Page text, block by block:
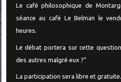
Le café philosophique de
séance au café Le Belman le
heures.
Le débat portera sur cette
des autres malgré eux ?"
La participation sera libre et gratuite.